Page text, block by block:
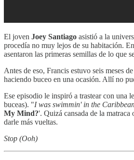
El joven Joey Santiago asistió a la
procedía no muy lejos de su habitación.
asentaron las primeras semillas de lo que
Antes de eso, Francis estuvo seis meses
haciendo buceo en una ocasión. Allí no
Ese episodio le inspiró a trastear con una
buceas). "I was swimmin' in the
My Mind?'. Quizá cansada de la
darle más vueltas.
Stop (Ooh)